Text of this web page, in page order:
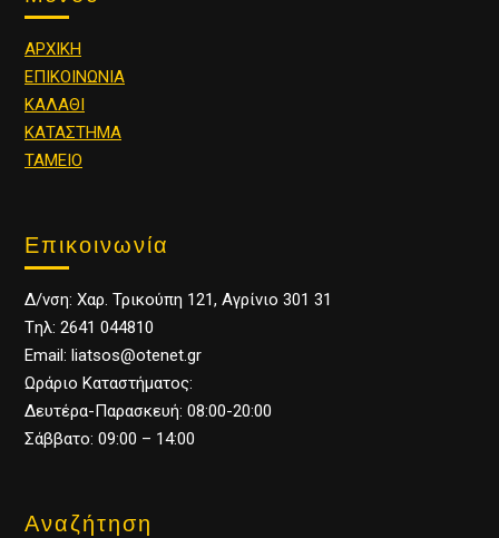
ΑΡΧΙΚΗ
ΕΠΙΚΟΙΝΩΝΙΑ
ΚΑΛΑΘΙ
ΚΑΤΑΣΤΗΜΑ
ΤΑΜΕΙΟ
Επικοινωνία
Δ/νση: Χαρ. Τρικούπη 121, Αγρίνιο 301 31
Tηλ: 2641 044810
Email: liatsos@otenet.gr
Ωράριο Καταστήματος:
Δευτέρα-Παρασκευή: 08:00-20:00
Σάββατο: 09:00 – 14:00
Αναζήτηση